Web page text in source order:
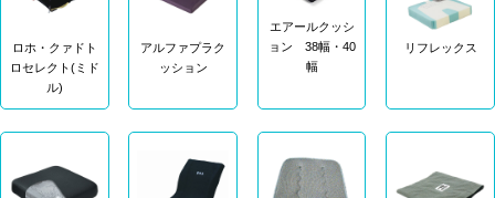
ロホ・クァドト
ロセレクト(ミド
ル)
アルファプラク
ッション
エアールクッシ
ョン 38幅・40
幅
リフレックス